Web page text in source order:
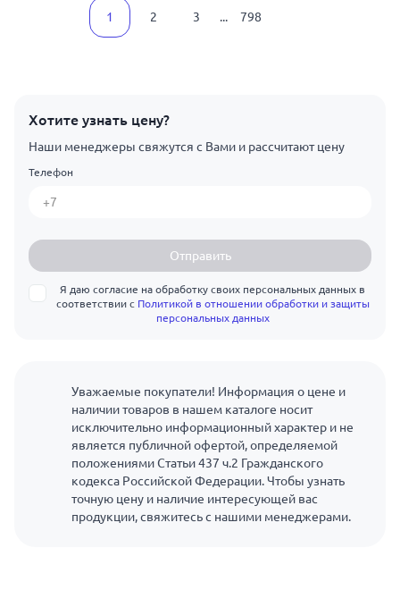
1 2 3 ... 798
Хотите узнать цену?
Наши менеджеры свяжутся с Вами и рассчитают цену
Телефон
Отправить
Я даю согласие на обработку своих персональных данных в
соответствии с Политикой в отношении обработки и защиты
персональных данных
Уважаемые покупатели! Информация о цене и
наличии товаров в нашем каталоге носит
исключительно информационный характер и не
является публичной офертой, определяемой
положениями Статьи 437 ч.2 Гражданского
кодекса Российской Федерации. Чтобы узнать
точную цену и наличие интересующей вас
продукции, свяжитесь с нашими менеджерами.